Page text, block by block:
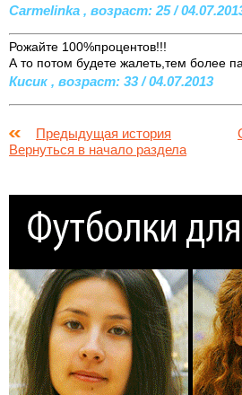
Carmelinka , возраст: 25 /
Рожайте 100%процентов!!!
А то потом будете жалеть,тем более
Кисик , возраст: 33 / 04.07.2013
Предыдущая история
Вернуться в начало раздела